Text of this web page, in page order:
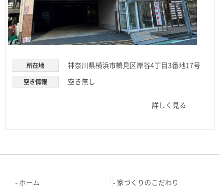
所在地 神奈川県横浜市鶴見区岸谷4丁目3番地17号
空き情報 空き無し
詳しく見る
ホーム 家づくりのこだわり